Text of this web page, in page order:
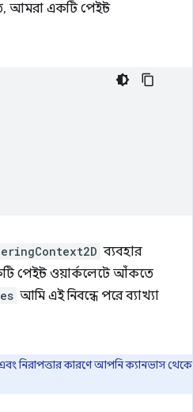
আমরা একটি পেইন্ট
ব্যবহার
পেইন্ট ওয়ার্কলেটে আঁকতে
আমি এই নিবন্ধে পরে ব্যাখ্যা
নিরাপত্তার কারণে আপনি ক্যানভাস থেকে